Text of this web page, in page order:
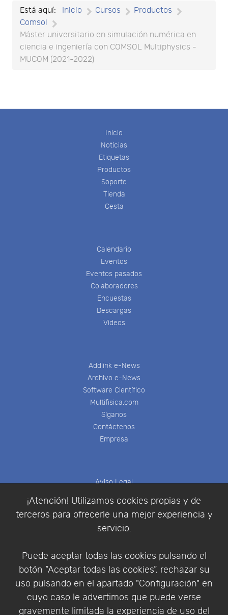
¡Atención! Utilizamos cookies propias y de
terceros para ofrecerle una mejor experiencia y
servicio.
Puede aceptar todas las cookies pulsando el
botón “Aceptar todas las cookies”, rechazar su
uso pulsando en el apartado "Configuración" en
cuyo caso le advertimos que puede verse
gravemente limitada la experiencia de uso del
Está aquí: Inicio Cursos
Productos
Comsol
Máster universitario en simulación numérica en
ciencia e ingeniería con COMSOL Multiphysics -
MUCOM (2021-2022)
Inicio
Noticias
Etiquetas
Productos
Soporte
Tienda
Cesta
Calendario
Eventos
Eventos pasados
Colaboradores
Encuestas
Descargas
Videos
Addlink e-News
Archivo e-News
Software Científico
Multifisica.com
Síganos
Contáctenos
Empresa
Aviso Legal
Política de Privacidad
Condiciones de compra
Identificarse
Empresa|Aviso Legal| Política de Privacidad |